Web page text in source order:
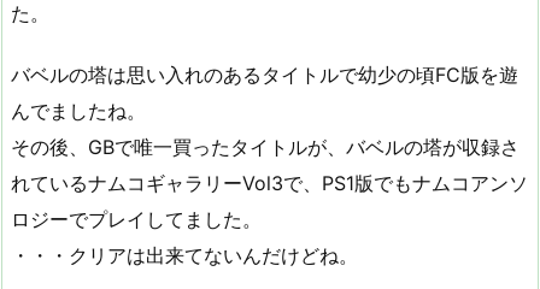
た。
バベルの塔は思い入れのあるタイトルで幼少の頃FC版を遊
んでましたね。
その後、GBで唯一買ったタイトルが、バベルの塔が収録さ
れているナムコギャラリーVol3で、PS1版でもナムコアンソ
ロジーでプレイしてました。
・・・クリアは出来てないんだけどね。